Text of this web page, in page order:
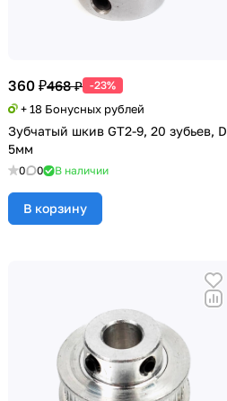
360 ₽468 ₽ -23%
+ 18 Бонусных рублей
Зубчатый шкив GT2-9, 20 зубьев, D
5мм
0 0 В наличии
В корзину